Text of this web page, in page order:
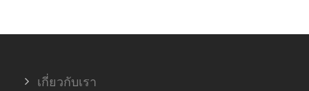
เกี่ยวกับเรา